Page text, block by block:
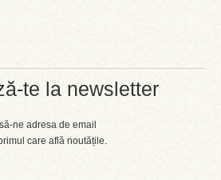
te la newsletter
ne adresa de email
care află noutățile.